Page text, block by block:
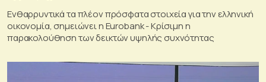
Ενθαρρυντικά τα πλέον πρόσφατα στοιχεία για την ελληνική
οικονομία, σημειώνει η Eurobank - Kρίσιμη η
παρακολούθηση των δεικτών υψηλής συχνότητας